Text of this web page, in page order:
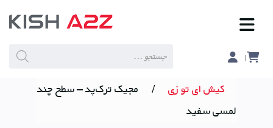
search
کیش ای تو زی /
مجیک ترک‌پد – سطح چند
لمسی سفید